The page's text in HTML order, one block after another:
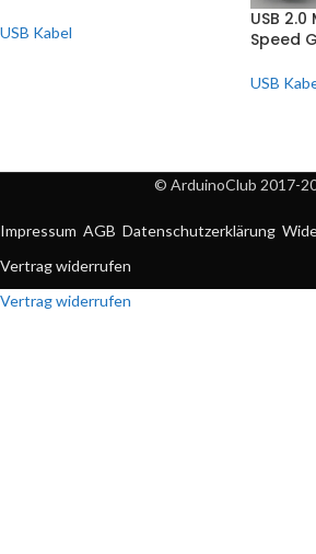
USB Kabel
USB
Speed
USB
© ArduinoClub 2017-
Impressum AGB Datenschutzerklärung
Vertrag widerrufen
Vertrag widerrufen